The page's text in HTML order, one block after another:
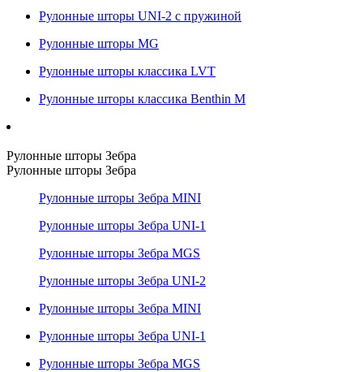
Рулонные шторы UNI-2 с пружиной
Рулонные шторы MG
Рулонные шторы классика LVT
Рулонные шторы классика Benthin M
Рулонные шторы Зебра
Рулонные шторы Зебра
Рулонные шторы Зебра MINI
Рулонные шторы Зебра UNI-1
Рулонные шторы Зебра MGS
Рулонные шторы Зебра UNI-2
Рулонные шторы Зебра MINI
Рулонные шторы Зебра UNI-1
Рулонные шторы Зебра MGS